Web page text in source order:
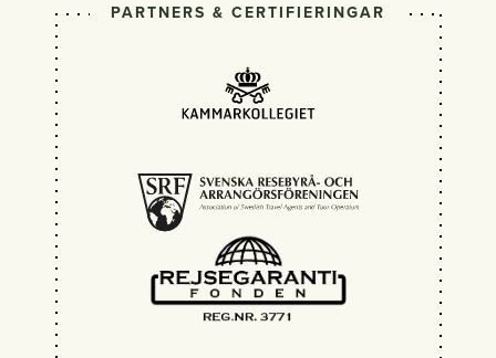
PARTNERS & CERTIFIERINGAR